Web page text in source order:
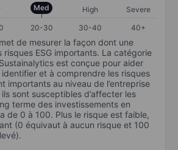
Med High
Severe
20-30 30-40 40+
de mesurer la façon dont une
risques ESG importants. La catégorie
est conçue pour aider
identifier et à comprendre les risques
importants au niveau de l’entreprise
sont susceptibles d’affecter les
terme des investissements en
de 0 à 100. Plus le risque est faible,
(0 équivaut à aucun risque et 100